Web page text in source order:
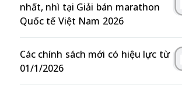
nhất, nhì tại Giải bán marathon
Quốc tế Việt Nam 2026
Các chính sách mới có hiệu lực từ
01/1/2026